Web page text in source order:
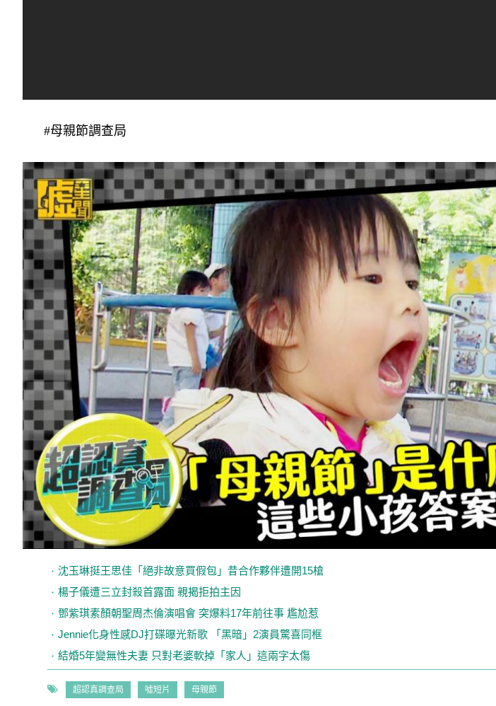
#母親節調查局
沈玉琳挺王思佳「絕非故意買假包」昔合作夥伴遭開15槍
楊子儀遭三立封殺首露面 親揭拒拍主因
鄧紫琪素顏朝聖周杰倫演唱會 突爆料17年前往事 尷尬惹
Jennie化身性感DJ打碟曝光新歌 「黑暗」2演員驚喜同框
結婚5年變無性夫妻 只對老婆軟掉「家人」這兩字太傷
超認真調查局 噓短片 母親節